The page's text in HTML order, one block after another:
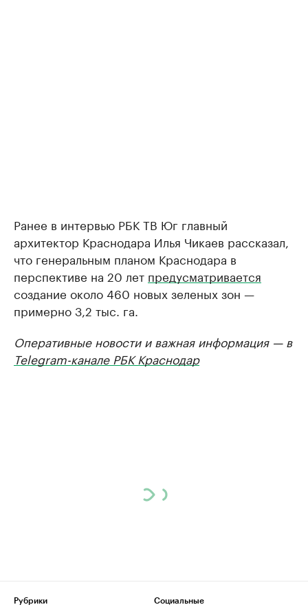
Ранее в интервью РБК ТВ Юг главный
архитектор Краснодара Илья Чикаев рассказал,
что генеральным планом Краснодара в
перспективе на 20 лет предусматривается
создание около 460 новых зеленых зон —
примерно 3,2 тыс. га.
Оперативные новости и важная информация — в
Telegram-канале РБК Краснодар
Рубрики
Социальные